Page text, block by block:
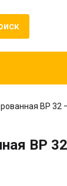
BP 32
BP